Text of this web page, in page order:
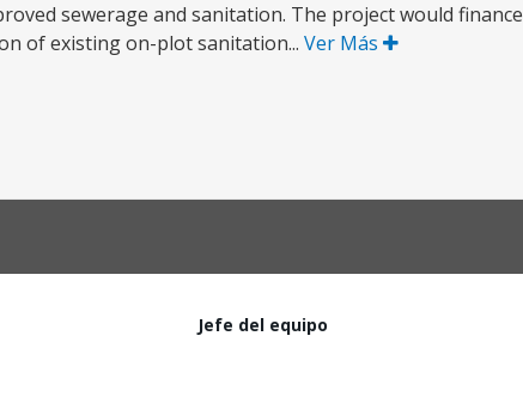
sewerage and sanitation. The project would finance
of existing on-plot sanitation... Ver Más
Jefe del equipo